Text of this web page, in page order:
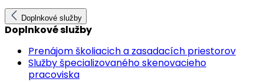
Doplnkové služby
Doplnkové služby
Prenájom školiacich a zasadacích priestorov
Služby špecializovaného skenovacieho
pracoviska